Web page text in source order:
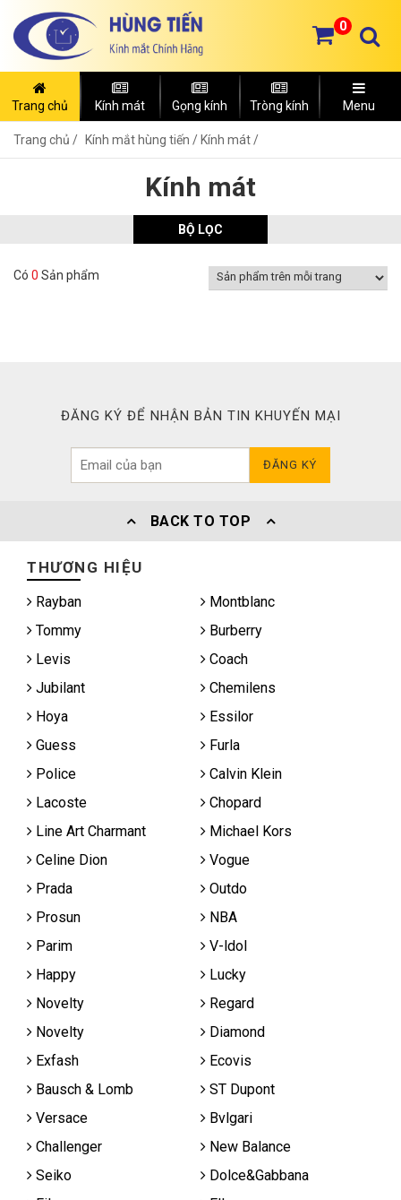
0
Trang chủ Kính mát Gọng kính Tròng kính Menu
Trang chủ Kính mắt hùng tiến / Kính mát /
Kính mát
BỘ LỌC
Có 0 Sản phẩm
ĐĂNG KÝ ĐỂ NHẬN BẢN TIN KHUYẾN MẠI
ĐĂNG KÝ
BACK TO TOP
THƯƠNG HIỆU
Rayban
Montblanc
Tommy
Burberry
Levis
Coach
Jubilant
Chemilens
Hoya
Essilor
Guess
Furla
Police
Calvin Klein
Lacoste
Chopard
Line Art Charmant
Michael Kors
Celine Dion
Vogue
Prada
Outdo
Prosun
NBA
Parim
V-ldol
Happy
Lucky
Novelty
Regard
Novelty
Diamond
Exfash
Ecovis
Bausch & Lomb
ST Dupont
Versace
Bvlgari
Challenger
New Balance
Seiko
Dolce&Gabbana